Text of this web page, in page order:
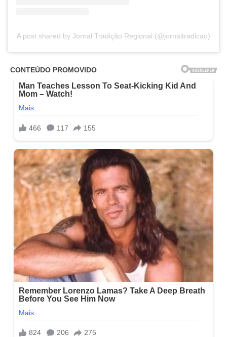
A post shared by Jornal Tradição Regional (@jornaltradicao)